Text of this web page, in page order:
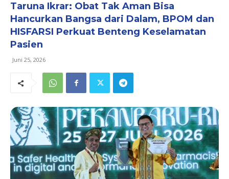
Taruna Ikrar: Obat Tak Aman Bisa
Hancurkan Bangsa dari Dalam, BPOM dan
HISFARSI Perkuat Benteng Keselamatan
Pasien
Juni 25, 2026